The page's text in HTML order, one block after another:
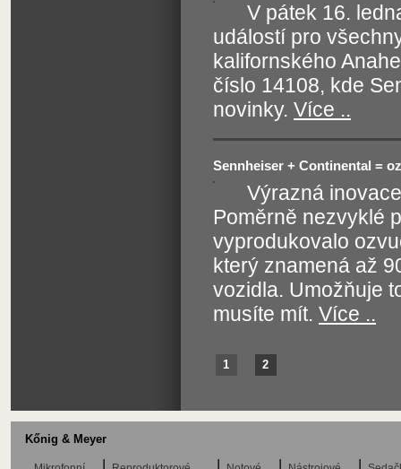
V pátek 16.
událostí pro
kalifornského
číslo 14108, kde
novinky. Více ..
Sennheiser + Continental =
Výrazná
Poměrně nezvyklé
vyprodukovalo
který znamená až
vozidla. Umožňuje
musíte mít. Více ..
1 2
Kőnig & Meyer